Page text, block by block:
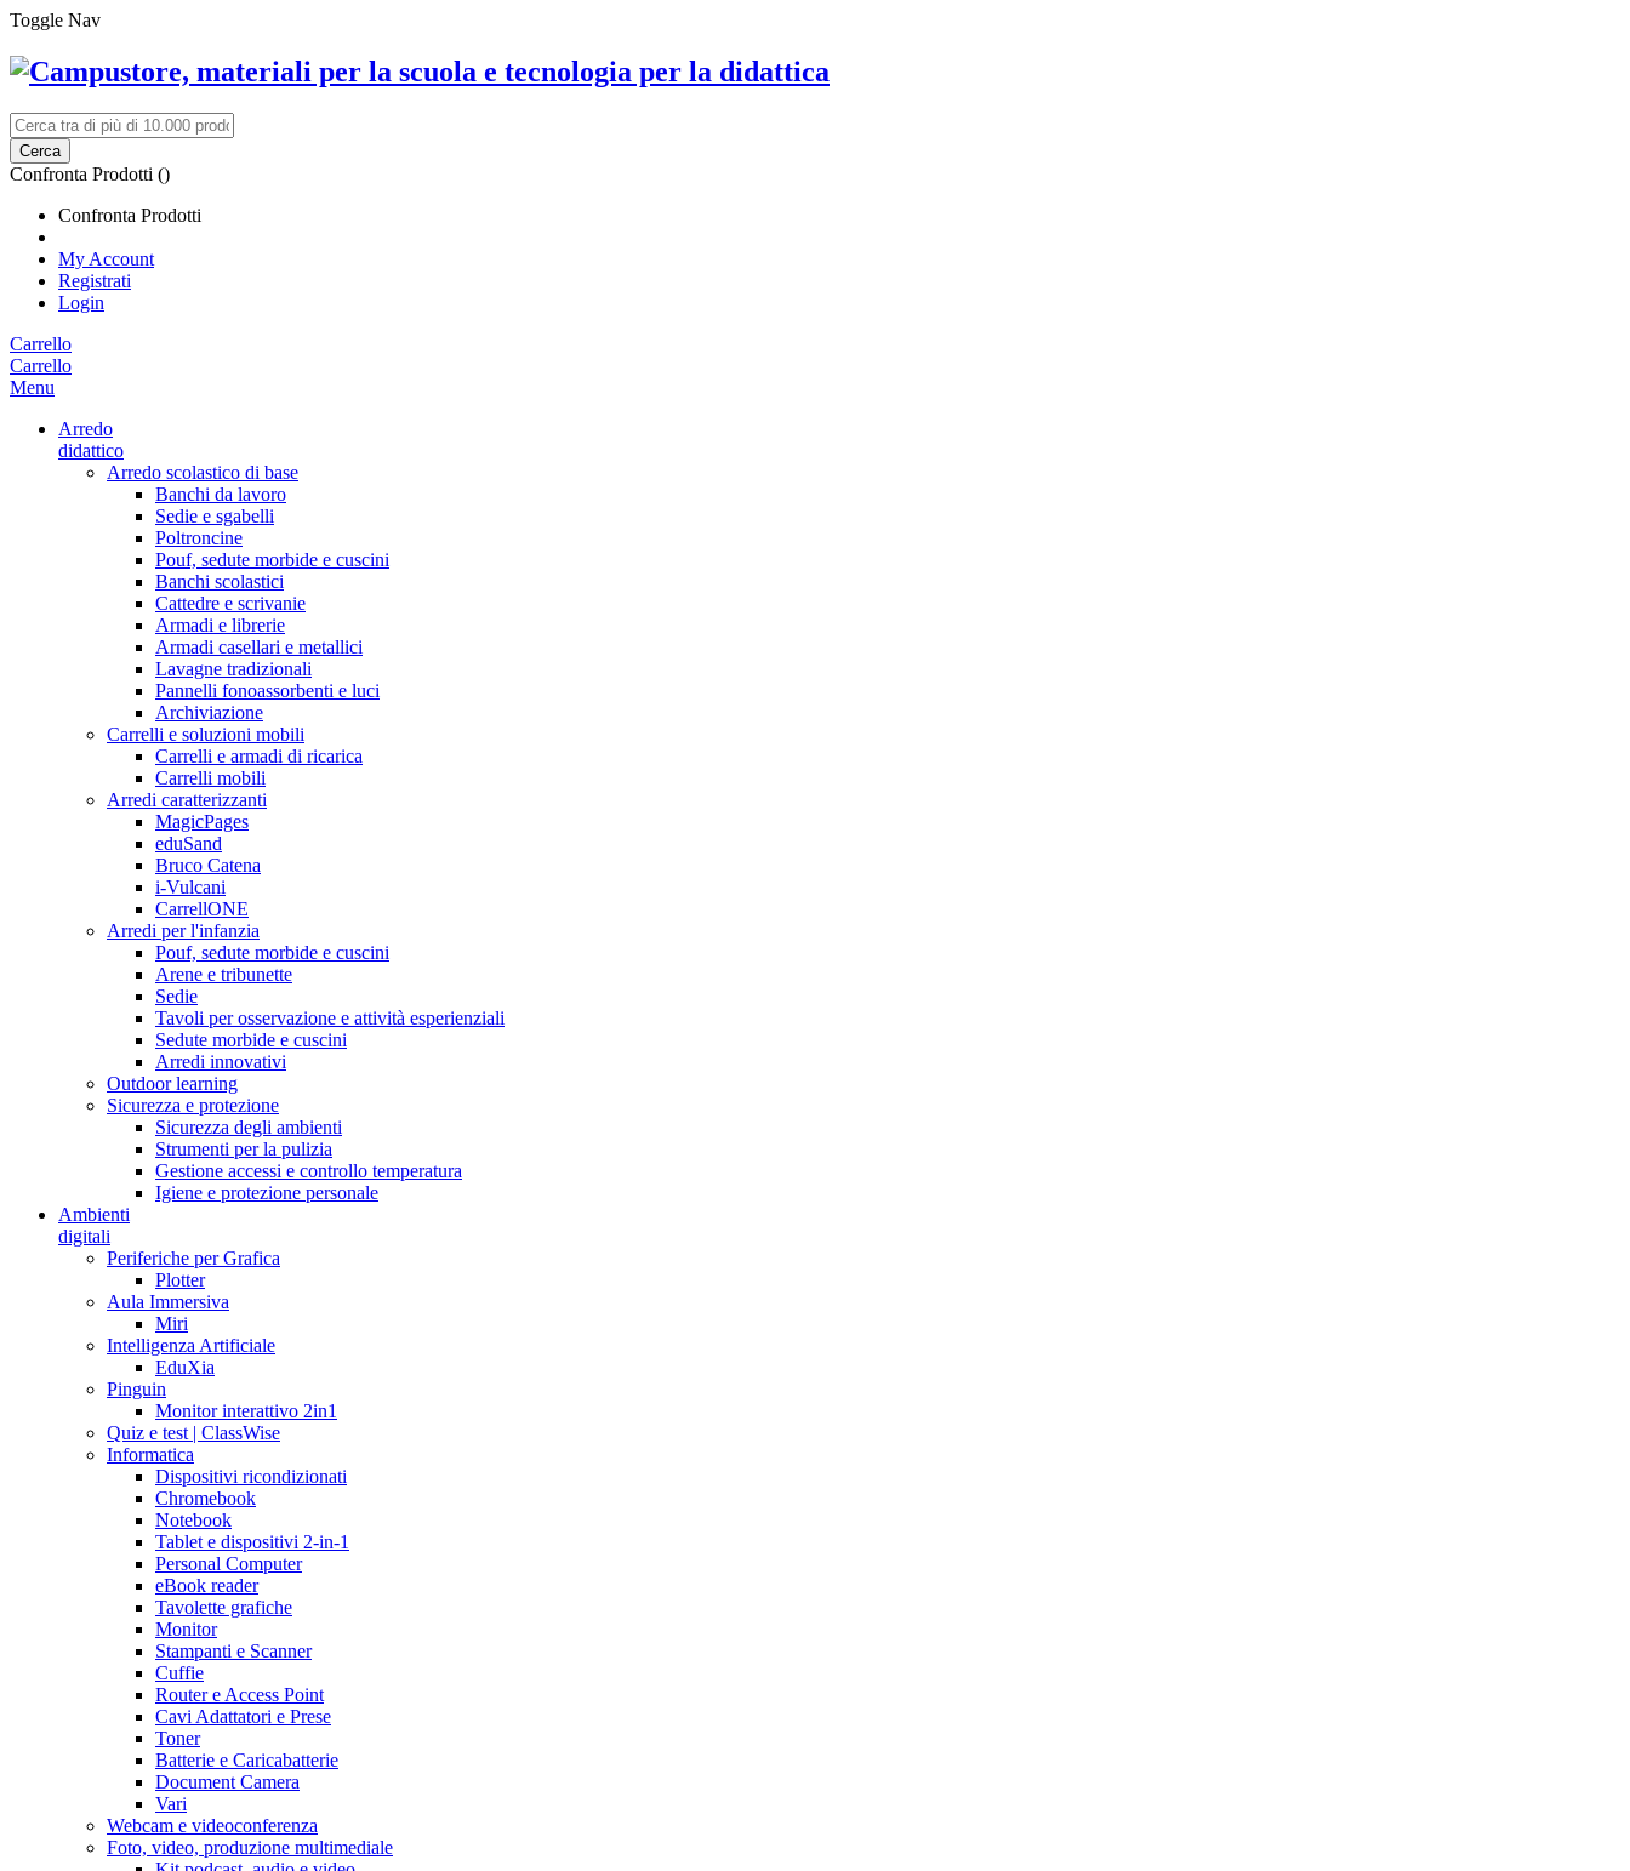
Toggle Nav
Cerca
Confronta Prodotti ()
Confronta Prodotti
My Account
Registrati
Login
Carrello
Carrello
Menu
Arredo
didattico
Arredo scolastico di base
Banchi da lavoro
Sedie e sgabelli
Poltroncine
Pouf, sedute morbide e cuscini
Banchi scolastici
Cattedre e scrivanie
Armadi e librerie
Armadi casellari e metallici
Lavagne tradizionali
Pannelli fonoassorbenti e luci
Archiviazione
Carrelli e soluzioni mobili
Carrelli e armadi di ricarica
Carrelli mobili
Arredi caratterizzanti
MagicPages
eduSand
Bruco Catena
i-Vulcani
CarrellONE
Arredi per l'infanzia
Pouf, sedute morbide e cuscini
Arene e tribunette
Sedie
Tavoli per osservazione e attività esperienziali
Sedute morbide e cuscini
Arredi innovativi
Outdoor learning
Sicurezza e protezione
Sicurezza degli ambienti
Strumenti per la pulizia
Gestione accessi e controllo temperatura
Igiene e protezione personale
Ambienti
digitali
Periferiche per Grafica
Plotter
Aula Immersiva
Miri
Intelligenza Artificiale
EduXia
Pinguin
Monitor interattivo 2in1
Quiz e test | ClassWise
Informatica
Dispositivi ricondizionati
Chromebook
Notebook
Tablet e dispositivi 2-in-1
Personal Computer
eBook reader
Tavolette grafiche
Monitor
Stampanti e Scanner
Cuffie
Router e Access Point
Cavi Adattatori e Prese
Toner
Batterie e Caricabatterie
Document Camera
Vari
Webcam e videoconferenza
Foto, video, produzione multimediale